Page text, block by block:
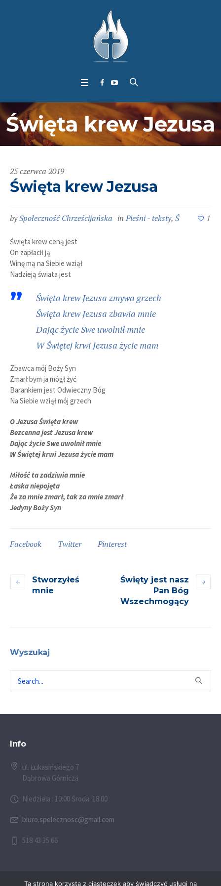
Święta krew Jezusa
25 czerwca 2019
Święta krew Jezusa
bySpołeczność Chrześcijańska inPieśni - teksty, Ś 1
Święta krew ceną jest
On zapłacił ją
Winę mą na Siebie wziął
Nadzieją świata jest
Święta krew Jezusa zmywa grzech
Święta krew Jezusa zbawia mnie
Dając życie Swe uwolnił mnie
W Świętej krwi Jezusa życie mam
Zbawca mój Boży Syn
Zmarł bym ja mógł żyć
Barankiem jest Odwieczny Bóg
Na Siebie wziął mój grzech
O Jezusa Święta krew
Bezcenna jest Jezusa krew
Dając życie Swe uwolnił mnie
W Świętej krwi Jezusa życie mam
Miłość ta zadziwia mnie
Łaska niepojęta
Że za mnie zmarł, tak za mnie zmarł
Jedyny Boży Syn
Facebook Twitter Pinterest
Stworzyłeś
mnie
Święty jest nasz
Pan Bóg
Wszechmogący
Wyszukaj
Info
ul. Łukasińskiego 7
Dąbrowa Górnicza
Niedziela : 10:00 Środa: 18:00
biuro.spolecznosc@gmail.com
518 43 35 66
Ta strona korzysta z ciasteczek aby świadczyć usługi na